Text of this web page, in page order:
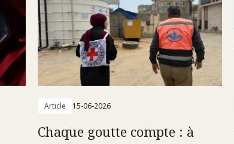
Article 15-06-2026
Chaque goutte compte : à